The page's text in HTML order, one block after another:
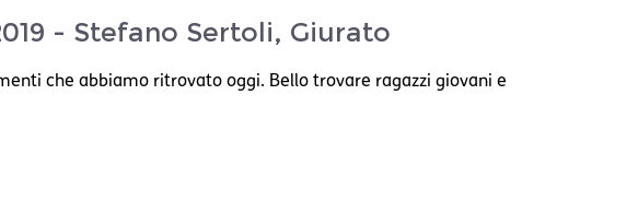
- Stefano Sertoli, Giurato
che abbiamo ritrovato oggi. Bello trovare ragazzi giovani e